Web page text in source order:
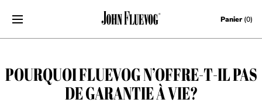
Skip to content Panier(0)
POURQUOI FLUEVOG N’OFFRE-T-IL PAS
DE GARANTIE À VIE?